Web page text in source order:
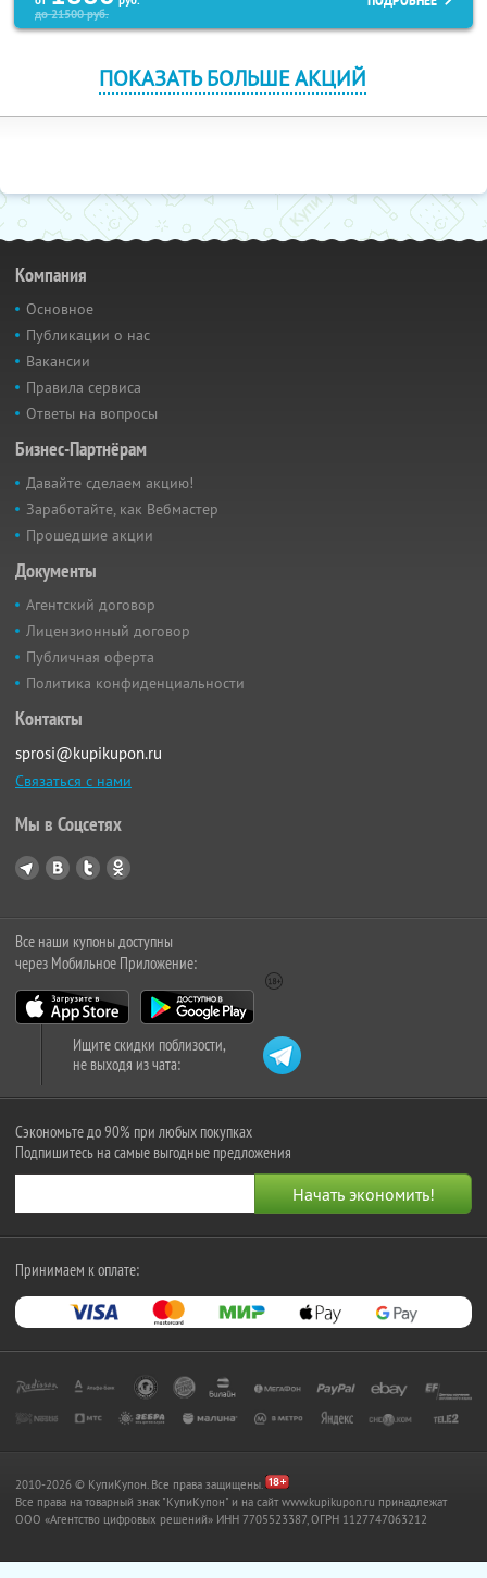
до21500руб.
ПОКАЗАТЬ БОЛЬШЕ АКЦИЙ
Компания
Основное
Публикации о нас
Вакансии
Правила сервиса
Ответы на вопросы
Бизнес-Партнёрам
Давайте сделаем акцию!
Заработайте, как Вебмастер
Прошедшие акции
Документы
Агентский договор
Лицензионный договор
Публичная оферта
Политика конфиденциальности
Контакты
sprosi@kupikupon.ru
Связаться с нами
Мы в Соцсетях
Все наши купоны доступны
через Мобильное Приложение:
Ищите скидки поблизости,
не выходя из чата:
Сэкономьте до 90% при любых покупках
Подпишитесь на самые выгодные предложения
Принимаем к оплате:
2010-2026 © КупиКупон. Все права защищены.
Все права на товарный знак "КупиКупон" и на сайт www.kupikupon.ru принадлежат
OOO «Агентство цифровых решений» ИНН 7705523387, ОГРН 1127747063212